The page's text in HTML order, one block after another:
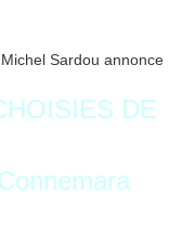
DE